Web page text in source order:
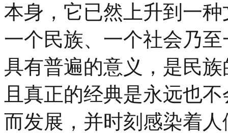
本身，它已然上升到一
一个民族、一个社会乃
具有普遍的意义，是民
且真正的经典是永远也
而发展，并时刻感染着